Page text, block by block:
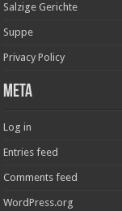
Salzige Gerichte
Suppe
Privacy Policy
Meta
Log in
Entries feed
Comments feed
WordPress.org